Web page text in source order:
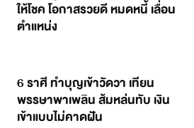
ให้โชค โอกาสรวยดี หมดหนี้ เลื่อน
ตำแหน่ง
6 ราศี ทำบุญเข้าวัดวา เทียน
พรรษาพาเพลิน ส้มหล่นทับ เงิน
เข้าแบบไม่คาดฝัน